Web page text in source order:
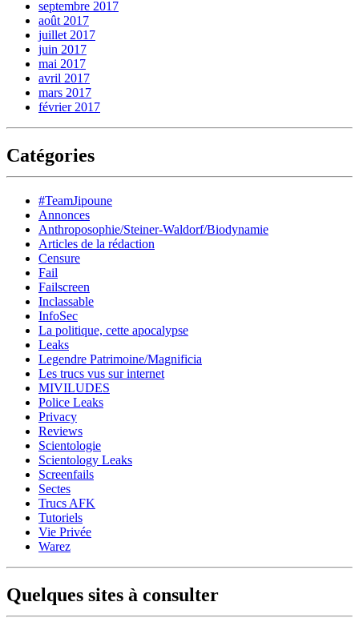
septembre 2017
août 2017
juillet 2017
juin 2017
mai 2017
avril 2017
mars 2017
février 2017
Catégories
#TeamJipoune
Annonces
Anthroposophie/Steiner-Waldorf/Biodynamie
Articles de la rédaction
Censure
Fail
Failscreen
Inclassable
InfoSec
La politique, cette apocalypse
Leaks
Legendre Patrimoine/Magnificia
Les trucs vus sur internet
MIVILUDES
Police Leaks
Privacy
Reviews
Scientologie
Scientology Leaks
Screenfails
Sectes
Trucs AFK
Tutoriels
Vie Privée
Warez
Quelques sites à consulter